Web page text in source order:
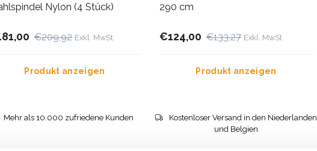
Nylon (4 Stück)
€209,92 Exkl. MwSt
Produkt anzeigen
290 cm
€124,00 €133,27 Exkl. MwSt
Produkt anzeigen
Mehr als 10.000 zufriedene Kunden
Kostenloser Versand in den Niederlanden
und Belgien